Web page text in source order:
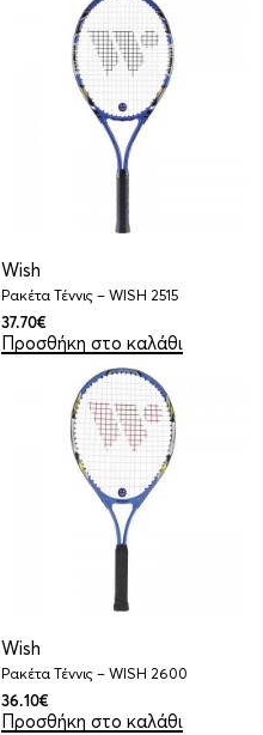
Wish
Ρακέτα Τέννις – WISH 2515
37.70€
Προσθήκη στο καλάθι
Wish
Ρακέτα Τέννις – WISH 2600
36.10€
Προσθήκη στο καλάθι